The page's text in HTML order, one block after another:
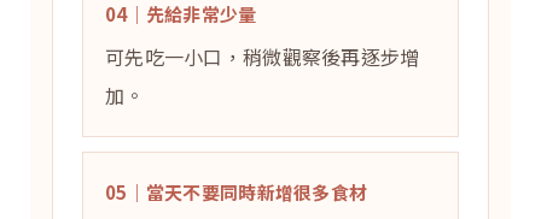
04｜先給非常少量
可先吃一小口，稍微觀察後再逐步增
加。
05｜當天不要同時新增很多食材